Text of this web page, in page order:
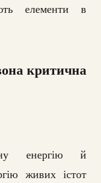
елементи в
критична
енергію й
живих істот